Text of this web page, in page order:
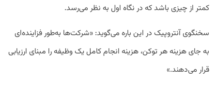
کمتر از چیزی باشد که در نگاه اول به نظر می‌رسد.
سخنگوی آنتروپیک در این باره می‌گوید: «شرکت‌ها به‌طور فزاینده‌ای
به جای هزینه هر توکن، هزینه انجام کامل یک وظیفه را مبنای ارزیابی
قرار می‌دهند.»